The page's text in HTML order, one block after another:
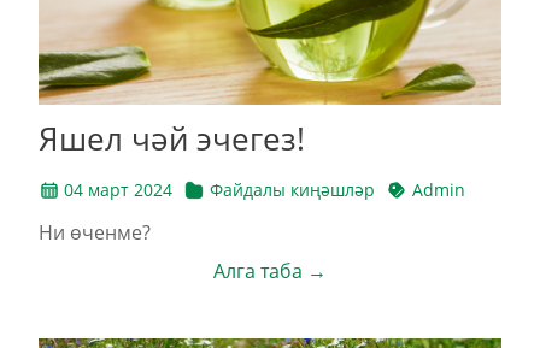
Яшел чәй эчегез!
04 март 2024 Файдалы киңәшләр Admin
Ни өченме?
Алга таба →